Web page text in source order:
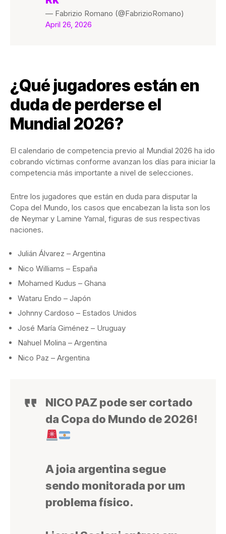
— Fabrizio Romano (@FabrizioRomano)
April 26, 2026
¿Qué jugadores están en
duda de perderse el
Mundial 2026?
El calendario de competencia previo al Mundial 2026 ha ido
cobrando víctimas conforme avanzan los días para iniciar la
competencia más importante a nivel de selecciones.
Entre los jugadores que están en duda para disputar la
Copa del Mundo, los casos que encabezan la lista son los
de Neymar y Lamine Yamal, figuras de sus respectivas
naciones.
Julián Álvarez – Argentina
Nico Williams – España
Mohamed Kudus – Ghana
Wataru Endo – Japón
Johnny Cardoso – Estados Unidos
José María Giménez – Uruguay
Nahuel Molina – Argentina
Nico Paz – Argentina
NICO PAZ pode ser cortado
da Copa do Mundo de 2026!
A joia argentina segue
sendo monitorada por um
problema físico.